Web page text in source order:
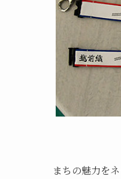
まちの魅力を